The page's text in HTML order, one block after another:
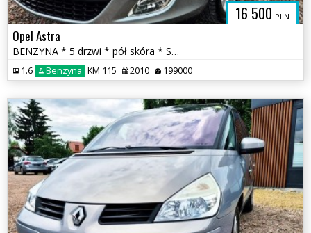
16 500 PLN
Opel Astra
BENZYNA * 5 drzwi * pół skóra * SUPER * OKAZJA * polecamy
1.6 Benzyna KM 115 2010 199000